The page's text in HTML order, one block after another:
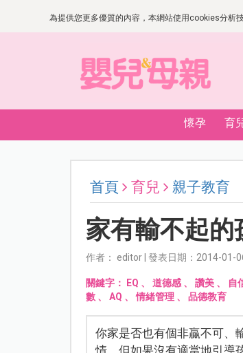
為提供您更多優質的內容，本網站使用cookies分析
懷孕 育
首頁 育兒 親子教育
家有輸不起的
作者： editor | 發表日期：2014-01-
關鍵字： EQ 、 道德感、 讚美、 自
數、 AQ 、情緒管理、 品德教育
你家是否也有個非贏不可、
情，但如果沒有適當地引導